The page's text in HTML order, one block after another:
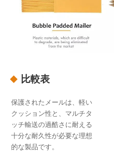
比較表
保護されたメールは、軽い
クッション性と、マルチタ
ッチ輸送の過酷さに耐える
十分な耐久性が必要な理想
的な製品です。